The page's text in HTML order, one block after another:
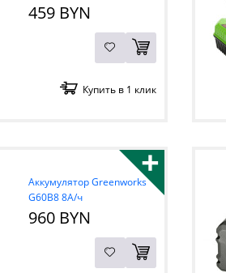
G60DC10 60В
459 BYN
Купить в 1 клик
+
Аккумулятор Greenworks
G60B8 8А/ч
960 BYN